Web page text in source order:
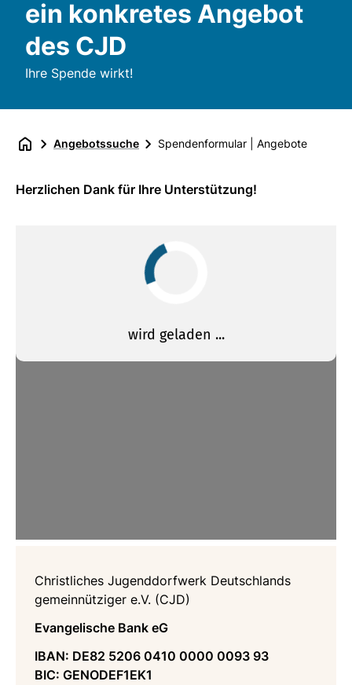
ein konkretes Angebot
des CJD
Ihre Spende wirkt!
Angebotssuche Spendenformular | Angebote
Herzlichen Dank für Ihre Unterstützung!
Christliches Jugenddorfwerk Deutschlands
gemeinnütziger e.V. (CJD)
Evangelische Bank eG
IBAN: DE82 5206 0410 0000 0093 93
BIC: GENODEF1EK1